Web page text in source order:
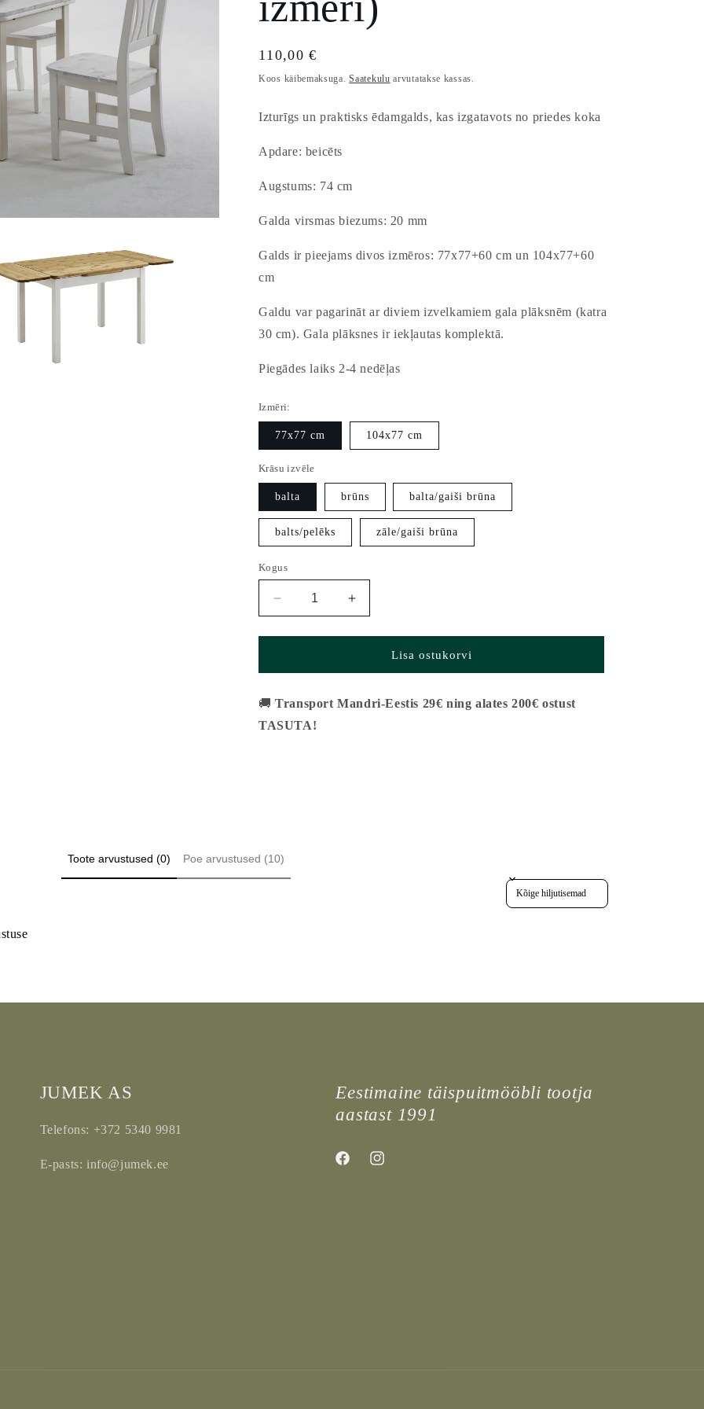
Tavahind
110,00 €
Koos käibemaksuga.Saatekulu arvutatakse kassas.
Izturīgs un praktisks ēdamgalds, kas izgatavots no priedes koka
Apdare: beicēts
Augstums: 74 cm
Galda virsmas biezums: 20 mm
Galds ir pieejams divos izmēros: 77x77+60 cm un 104x77+60
cm
Galdu var pagarināt ar diviem izvelkamiem gala plāksnēm (katra
30 cm). Gala plāksnes ir iekļautas komplektā.
Piegādes laiks 2-4 nedēļas
Izmēri:
77x77 cm 104x77 cm
Krāsu izvēle
balta brūns balta/gaiši brūna
balts/pelēks zāle/gaiši brūna
Kogus
Vähenda
Izvelkamais
ēdamgalds
(2
kogust
Suurenda
Izvelkamais
ēdamgalds
(2
kogust
Lisa ostukorvi
🚚Transport Mandri-Eestis 29€ ning alates 200€ ostust
TASUTA!
Toote arvustused (0) Poe arvustused (10)
Sort reviews by
JUMEK AS
Telefons: +372 5340 9981
E-pasts: info@jumek.ee
Eestimaine täispuitmööbli tootja
aastast 1991
FacebookInstagram